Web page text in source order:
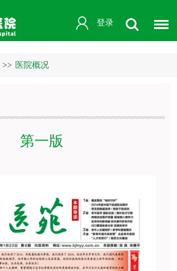
登录
>> 医院概况
第一版